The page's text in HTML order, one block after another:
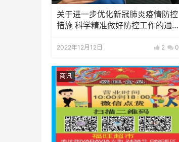
关于进一步优化新冠肺炎疫情防控
措施 科学精准做好防控工作的通
2022年12月12日 2 0
商讯